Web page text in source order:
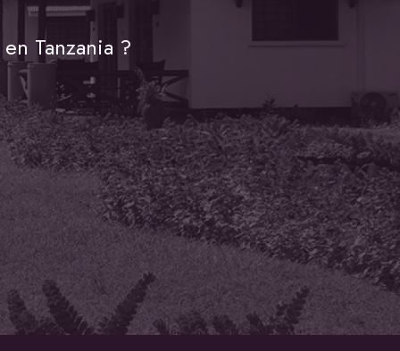
Tanzania ?